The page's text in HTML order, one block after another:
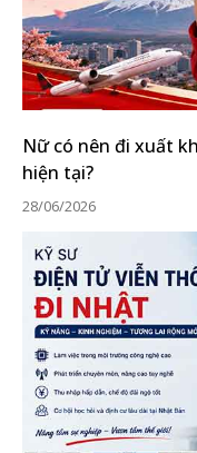
Nữ có nên đi xuất
hiện tại?
28/06/2026